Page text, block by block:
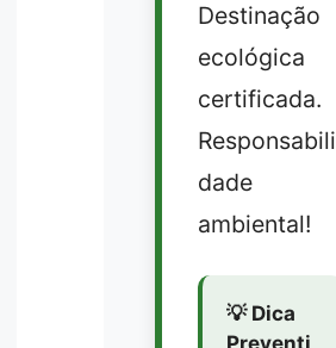
Destinação
ecológica
certificada.
Responsabili
dade
ambiental!
💡 Dica